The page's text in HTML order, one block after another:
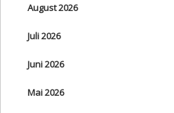
August 2026
Juli 2026
Juni 2026
Mai 2026